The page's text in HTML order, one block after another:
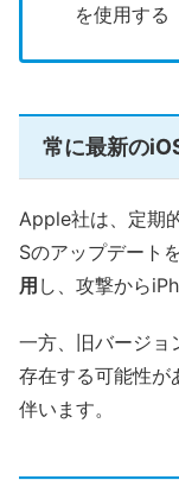
を使用する
常に最新の
Apple社は、定期
Sのアップデート
用 し、攻撃から
一方、旧バージョ
存在する可能性が
伴います。